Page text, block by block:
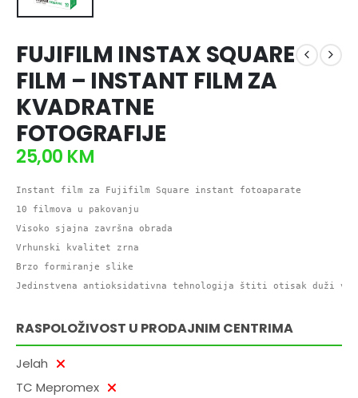
FUJIFILM INSTAX SQUARE
FILM – INSTANT FILM ZA
KVADRATNE
FOTOGRAFIJE
25,00 KM
Instant film za Fujifilm Square instant fotoaparate
10 filmova u pakovanju
Visoko sjajna završna obrada
Vrhunski kvalitet zrna
Brzo formiranje slike
Jedinstvena antioksidativna tehnologija štiti otisak duži
RASPOLOŽIVOST U PRODAJNIM CENTRIMA
Jelah
TC Mepromex